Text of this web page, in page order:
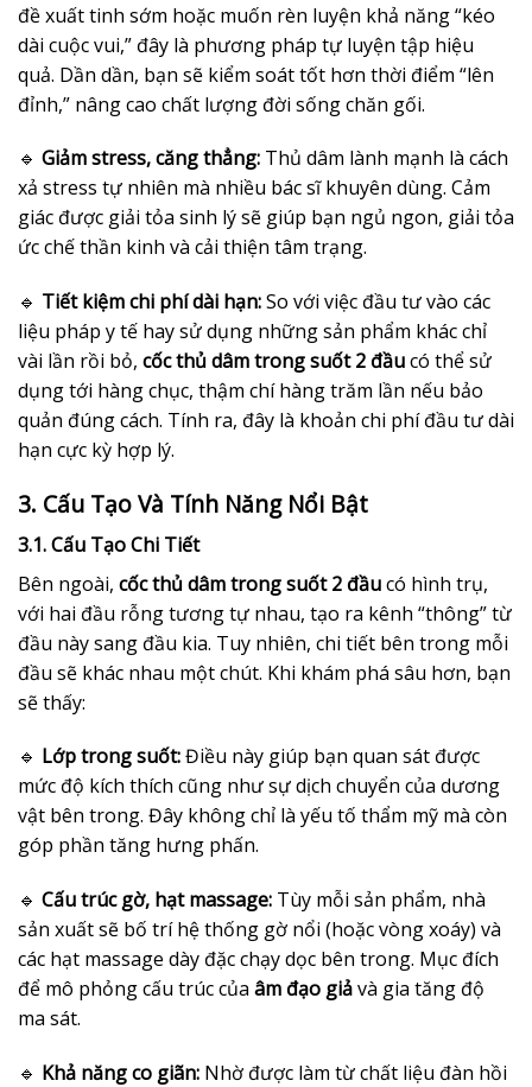
đề xuất tinh sớm hoặc muốn rèn luyện khả năng “kéo
dài cuộc vui,” đây là phương pháp tự luyện tập hiệu
quả. Dần dần, bạn sẽ kiểm soát tốt hơn thời điểm “lên
đỉnh,” nâng cao chất lượng đời sống chăn gối.
🔹 Giảm stress, căng thẳng: Thủ dâm lành mạnh là cách
xả stress tự nhiên mà nhiều bác sĩ khuyên dùng. Cảm
giác được giải tỏa sinh lý sẽ giúp bạn ngủ ngon, giải tỏa
ức chế thần kinh và cải thiện tâm trạng.
🔹 Tiết kiệm chi phí dài hạn:So với việc đầu tư vào các
liệu pháp y tế hay sử dụng những sản phẩm khác chỉ
vài lần rồi bỏ, cốc thủ dâm trong suốt 2 đầucó thể sử
dụng tới hàng chục, thậm chí hàng trăm lần nếu bảo
quản đúng cách. Tính ra, đây là khoản chi phí đầu tư dài
hạn cực kỳ hợp lý.
3. Cấu Tạo Và Tính Năng Nổi Bật
3.1. Cấu Tạo Chi Tiết
Bên ngoài, cốc thủ dâm trong suốt 2 đầucó hình trụ,
với hai đầu rỗng tương tự nhau, tạo ra kênh “thông” từ
đầu này sang đầu kia. Tuy nhiên, chi tiết bên trong mỗi
đầu sẽ khác nhau một chút. Khi khám phá sâu hơn, bạn
sẽ thấy:
🔹 Lớp trong suốt:Điều này giúp bạn quan sát được
mức độ kích thích cũng như sự dịch chuyển của dương
vật bên trong. Đây không chỉ là yếu tố thẩm mỹ mà còn
góp phần tăng hưng phấn.
🔹 Cấu trúc gờ, hạt massage: Tùy mỗi sản phẩm, nhà
sản xuất sẽ bố trí hệ thống gờ nổi (hoặc vòng xoáy) và
các hạt massage dày đặc chạy dọc bên trong. Mục đích
để mô phỏng cấu trúc của âm đạo giảvà gia tăng độ
ma sát.
🔹 Khả năng co giãn: Nhờ được làm từ chất liệu đàn hồi